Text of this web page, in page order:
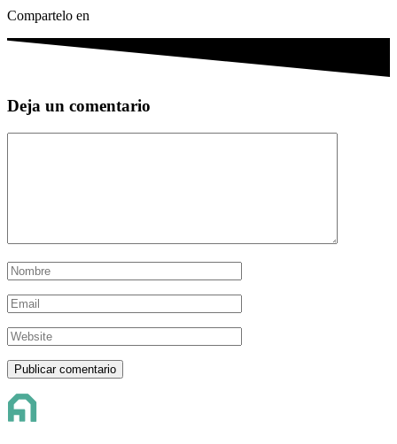
Compartelo en
Deja un comentario